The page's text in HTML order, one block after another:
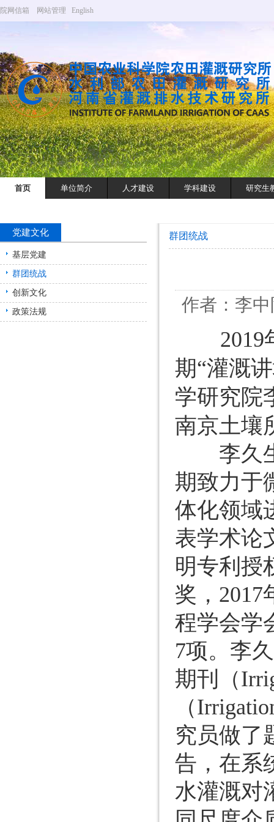
院网信箱 网站管理 English
首页 单位简介 人才建设 学科建设 研究生
党建文化
基层党建
群团统战
创新文化
政策法规
群团统战
作者：李
2019
期“灌溉
学研究院
南京土壤
李久生
期致力于
体化领域
表学术论
明专利授
奖，2017
程学会学
7项。李
期刊（
（
究员做了
告，在系
水灌溉对